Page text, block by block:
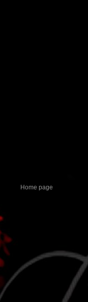
Home page